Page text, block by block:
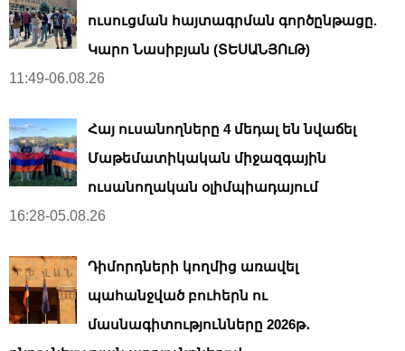
ուսուցման հայտագրման գործընթացը.
Կարո Նասիբյան (ՏԵՍԱՆՅՈւԹ)
11:49-06.08.26
Հայ ուսանողները 4 մեդալ են նվաճել
Մաթեմատիկական միջազգային
ուսանողական օլիմպիադայում
16:28-05.08.26
Դիմորդների կողմից առավել
պահանջված բուհերն ու
մասնագիտությունները 2026թ․